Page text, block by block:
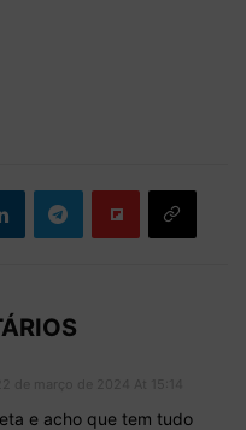
e acho que tem tudo